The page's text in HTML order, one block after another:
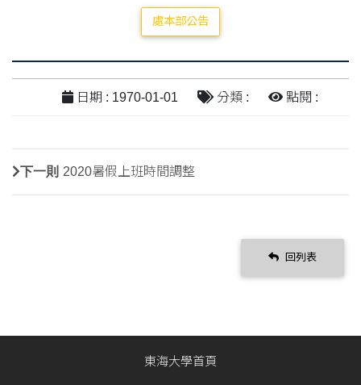
處本部公告
日期 : 1970-01-01 分類 : 點閱 :
下一則 2020暑假上班時間調整
回列表
東海大學首頁